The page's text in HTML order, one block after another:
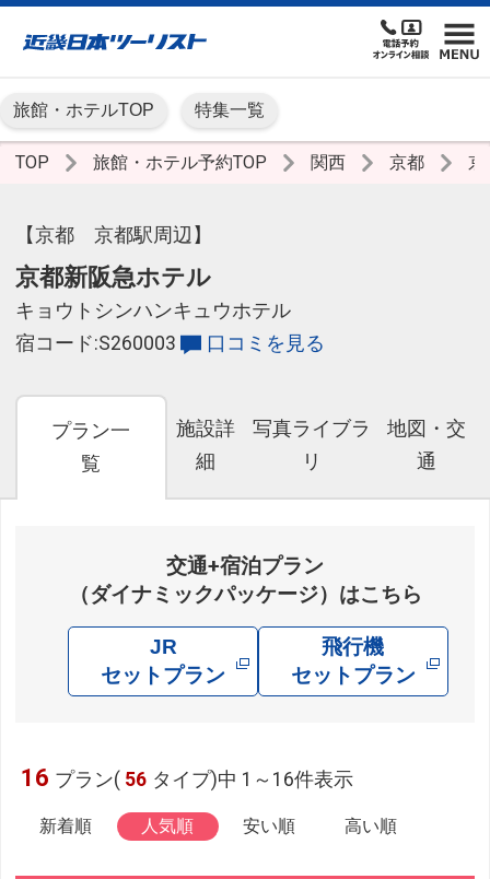
旅館・ホテルTOP 特集一覧
TOP 旅館・ホテル予約TOP 関西 京都 京
【京都 京都駅周辺】
京都新阪急ホテル
キョウトシンハンキュウホテル
宿コード:S260003
口コミを見る
プラン一
覧
施設詳
細
写真ライブラ
リ
地図・交
通
交通+宿泊プラン
（ダイナミックパッケージ）はこちら
JR
セットプラン
飛行機
セットプラン
16 プラン( 56 タイプ)中 1～16件表示
新着順 人気順 安い順 高い順